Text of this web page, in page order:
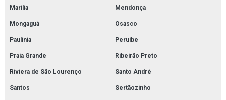
Inspeção interna em vasos de pressão
Inspeção nr 13
Inspeção de segurança em vasos de pressão
Inspeção em tubulações
Marília Mendonça
Mongaguá Osasco
Paulínia Peruíbe
Praia Grande Ribeirão Preto
Riviera de São Lourenço Santo André
Santos Sertãozinho